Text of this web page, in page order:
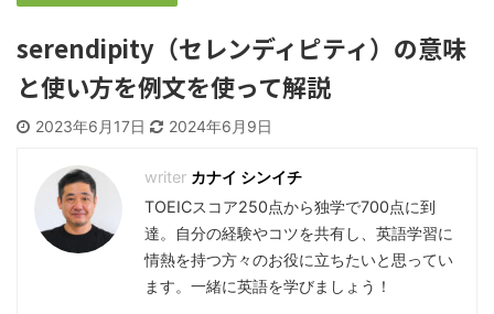
serendipity（セレンディピティ）の意味
と使い方を例文を使って解説
2023年6月17日 2024年6月9日
カナイ シンイチ
TOEICスコア250点から独学で700点に到
達。自分の経験やコツを共有し、英語学習に
情熱を持つ方々のお役に立ちたいと思ってい
ます。一緒に英語を学びましょう！